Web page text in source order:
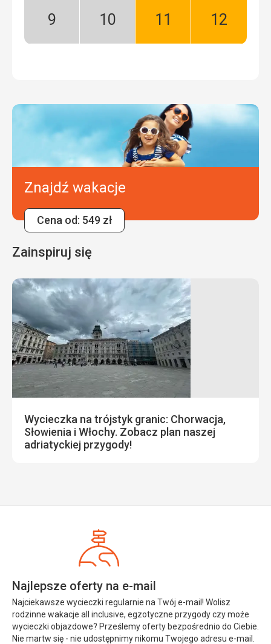
Wrzesień:
Październik:
Listopad:
Grudzień:
Znajdź wakacje
Cena od: 549 zł
Zainspiruj się
Wycieczka na trójstyk granic: Chorwacja,
Słowienia i Włochy. Zobacz plan naszej
adriatyckiej przygody!
Najlepsze oferty na e-mail
Najciekawsze wycieczki regularnie na Twój e-mail! Wolisz
rodzinne wakacje all inclusive, egzotyczne przygody czy może
wycieczki objazdowe? Prześlemy oferty bezpośrednio do Ciebie.
Nie martw się - nie udostępnimy nikomu Twojego adresu e-mail.